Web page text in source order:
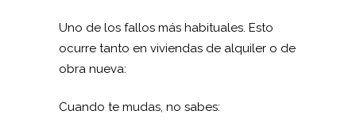
Uno de los fallos más habituales. Esto
ocurre tanto en viviendas de alquiler o de
obra nueva:
Cuando te mudas, no sabes: